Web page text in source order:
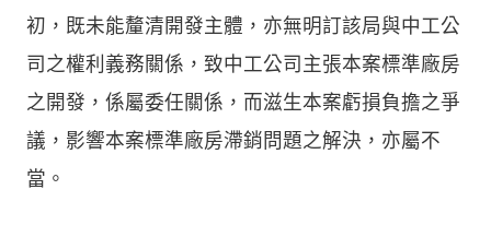
初，既未能釐清開發主體，亦無明訂該局與中工公
司之權利義務關係，致中工公司主張本案標準廠房
之開發，係屬委任關係，而滋生本案虧損負擔之爭
議，影響本案標準廠房滯銷問題之解決，亦屬不
當。